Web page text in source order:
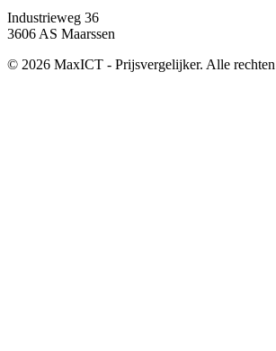
Industrieweg 36
3606 AS Maarssen
© 2026 MaxICT - Prijsvergelijker. Alle